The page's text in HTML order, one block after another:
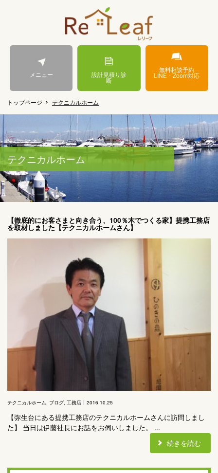
メニュー 設計見積り診
断
無料相談予約
LINE・Zoom対応
トップページ テクニカルホーム
テクニカルホーム
【徹底的にお客さまと向き合う、100％木でつくる家】提携工務店
を取材しました【テクニカルホームさん】
テクニカルホーム, ブログ, 工務店 2016.10.25
【弥生台にある提携工務店のテクニカルホームさんに訪問しまし
た】 当日は伊藤社長にお話をお伺いしました。 ...
続きを読む